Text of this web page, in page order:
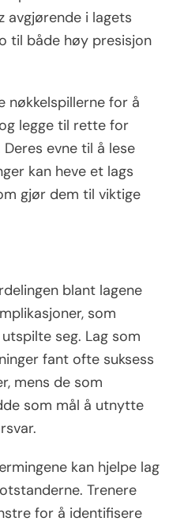
avgjørende i lagets
til både høy presisjon
nøkkelspillerne for å
legge til rette for
evne til å lese
kan heve et lags
gjør dem til viktige
blant lagene
som
seg. Lag som
fant ofte suksess
mens de som
som mål å utnytte
kan hjelpe lag
Trenere
for å identifisere